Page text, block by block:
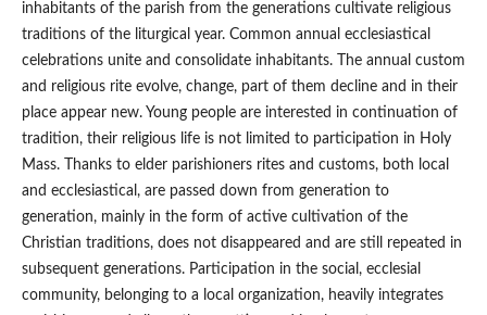
inhabitants of the parish from the generations cultivate religious
traditions of the liturgical year. Common annual ecclesiastical
celebrations unite and consolidate inhabitants. The annual custom
and religious rite evolve, change, part of them decline and in their
place appear new. Young people are interested in continuation of
tradition, their religious life is not limited to participation in Holy
Mass. Thanks to elder parishioners rites and customs, both local
and ecclesiastical, are passed down from generation to
generation, mainly in the form of active cultivation of the
Christian traditions, does not disappeared and are still repeated in
subsequent generations. Participation in the social, ecclesial
community, belonging to a local organization, heavily integrates